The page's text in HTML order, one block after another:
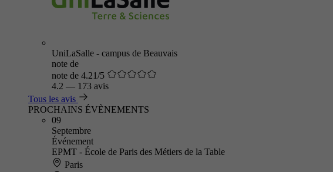
UniLaSalle - campus de Beauvais
note de
note de 4.21/5
4.2 — 173 avis
Tous les avis
PROCHAINS ÉVÈNEMENTS
09
Septembre
Événement
EPMT - École de Paris des Métiers de la Table
Paris